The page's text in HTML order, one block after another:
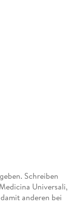
Schreiben
Universali,
anderen bei